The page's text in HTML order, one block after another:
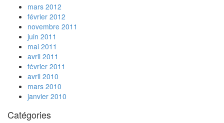
mars 2012
février 2012
novembre 2011
juin 2011
mai 2011
avril 2011
février 2011
avril 2010
mars 2010
janvier 2010
Catégories